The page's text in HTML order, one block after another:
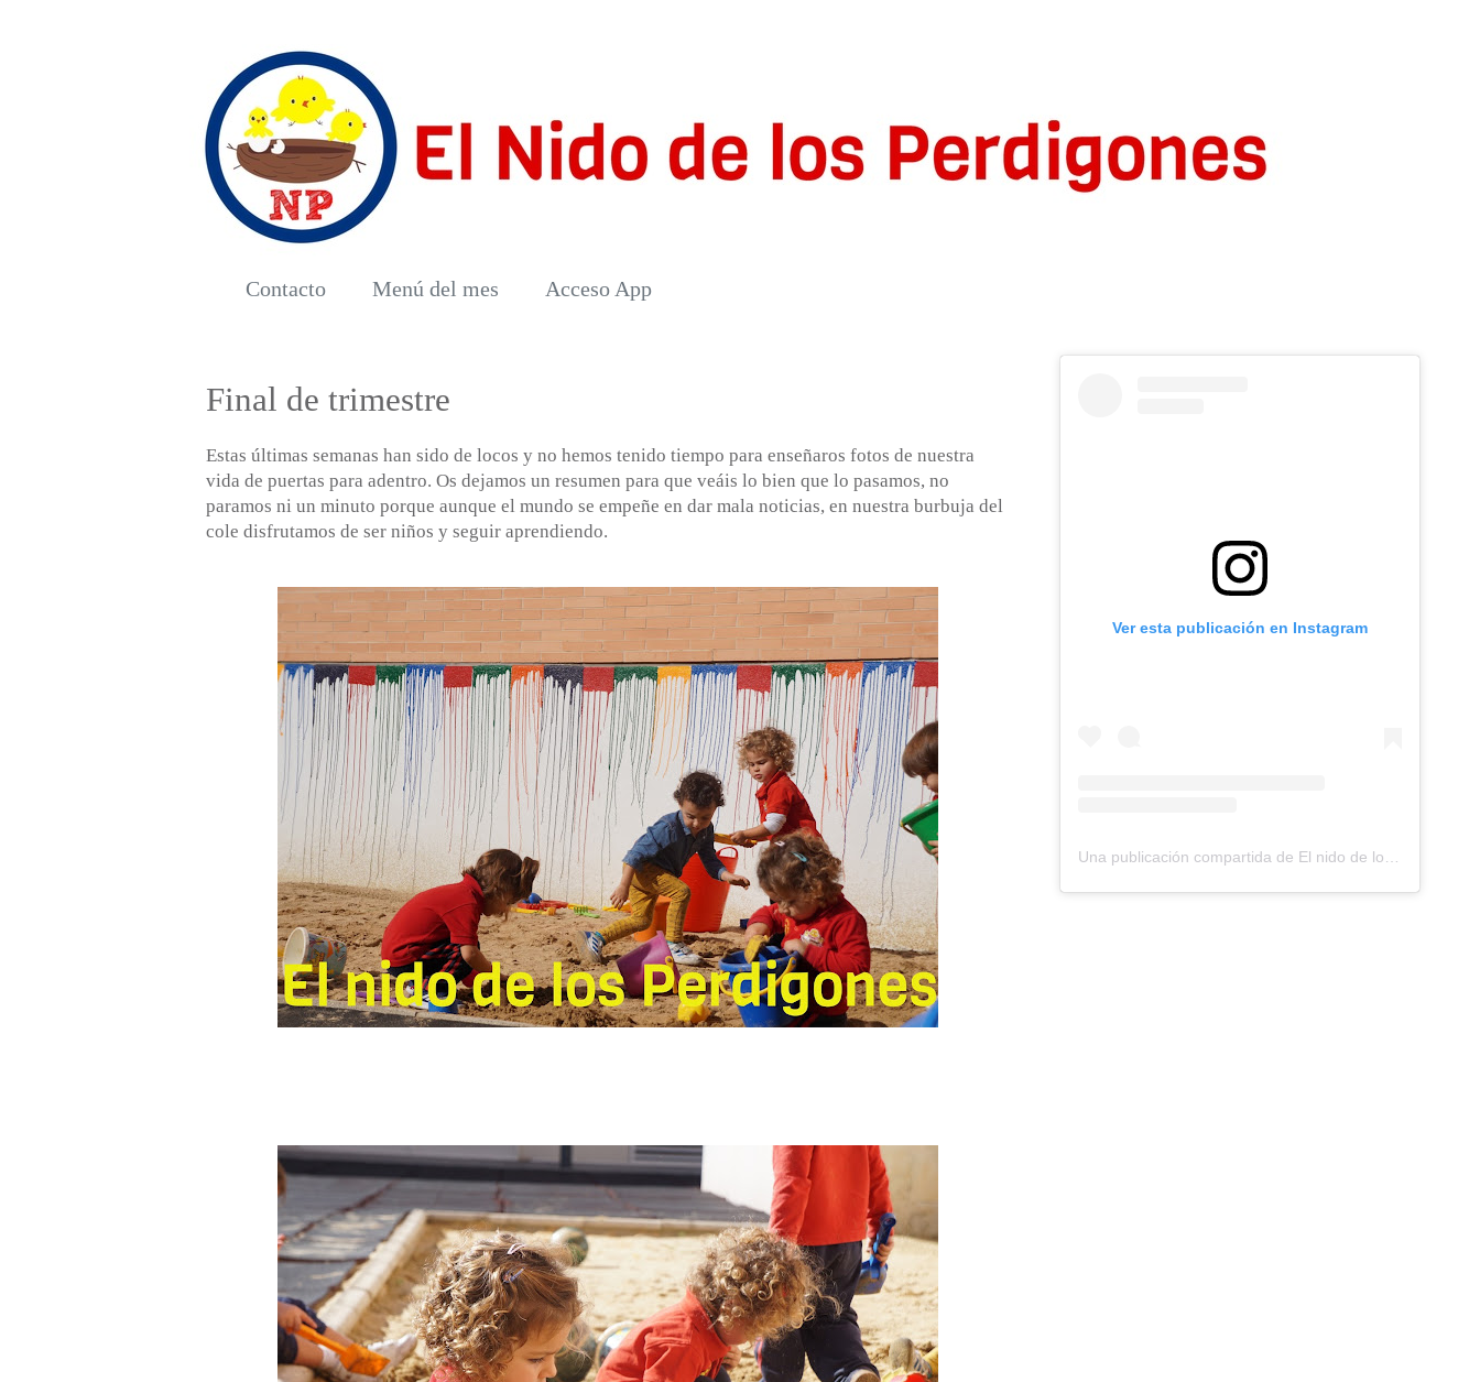
Contacto Menú del mes Acceso App
Final de trimestre
Estas últimas semanas han sido de locos y no hemos tenido tiempo para enseñaros fotos de nuestra
vida de puertas para adentro. Os dejamos un resumen para que veáis lo bien que lo pasamos, no
paramos ni un minuto porque aunque el mundo se empeñe en dar mala noticias, en nuestra burbuja del
cole disfrutamos de ser niños y seguir aprendiendo.
Ver esta publicación en Instagram